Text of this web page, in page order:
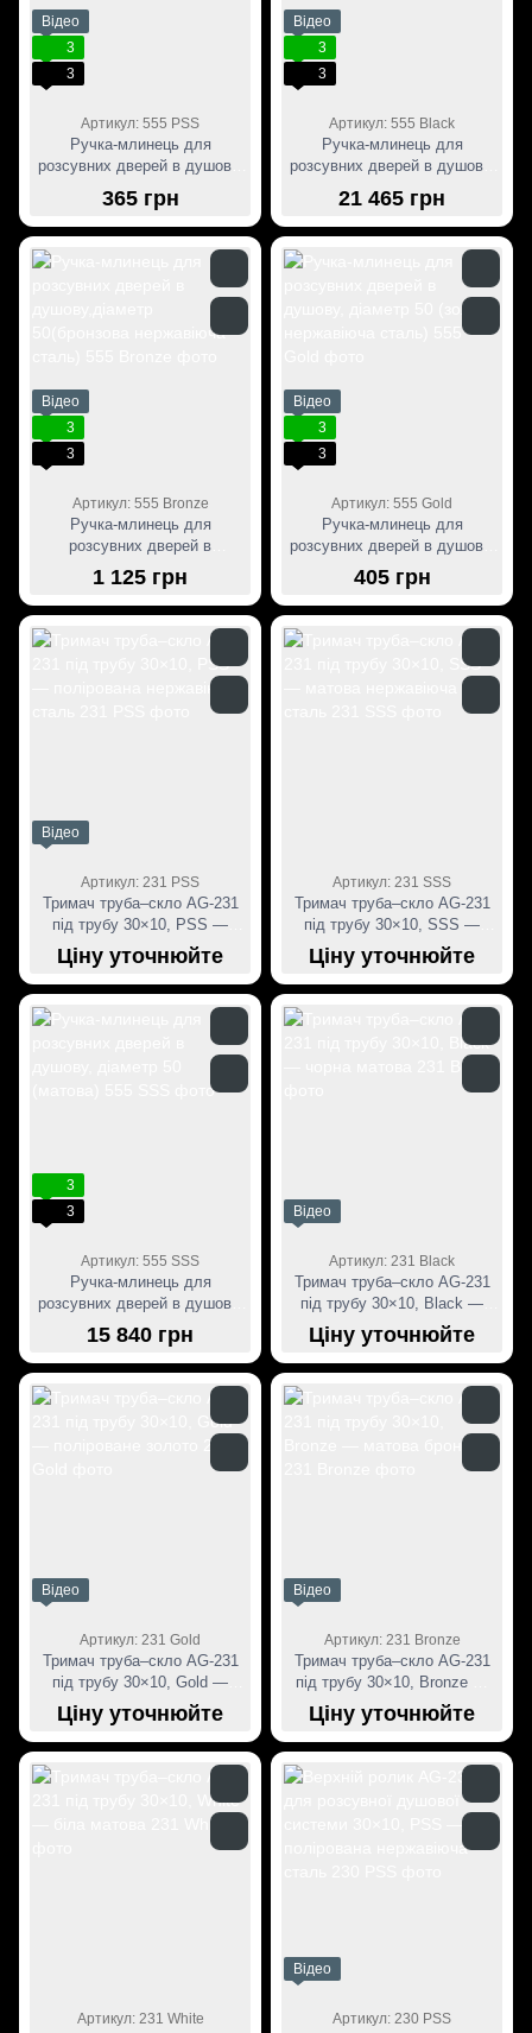
Відео
3
3
Артикул: 555 PSS
Ручка-млинець для
розсувних дверей в душову,
діаметр 50 (полірована
нержавіюча сталь)
365 грн
Відео
3
3
Артикул: 555 Black
Ручка-млинець для
розсувних дверей в душову,
діаметр 50 (чорна матова
нержавіюча сталь)
21 465 грн
Відео
3
3
Артикул: 555 Bronze
Ручка-млинець для
розсувних дверей в
душову,діаметр 50(бронзова
нержавіюча сталь)
1 125 грн
Відео
3
3
Артикул: 555 Gold
Ручка-млинець для
розсувних дверей в душову,
діаметр 50 (золота
нержавіюча сталь)
405 грн
Відео
Артикул: 231 PSS
Тримач труба–скло AG-231
під трубу 30×10, PSS —
полірована нержавіюча сталь
Ціну уточнюйте
Артикул: 231 SSS
Тримач труба–скло AG-231
під трубу 30×10, SSS —
матова нержавіюча сталь
Ціну уточнюйте
3
3
Артикул: 555 SSS
Ручка-млинець для
розсувних дверей в душову,
діаметр 50 (матова)
15 840 грн
Відео
Артикул: 231 Black
Тримач труба–скло AG-231
під трубу 30×10, Black —
Ціну уточнюйте
Відео
Артикул: 231 Gold
Тримач труба–скло AG-231
під трубу 30×10, Gold —
поліроване золото
Ціну уточнюйте
Відео
Артикул: 231 Bronze
Тримач труба–скло AG-231
під трубу 30×10, Bronze —
матова бронза
Ціну уточнюйте
Артикул: 231 White
Відео
Артикул: 230 PSS